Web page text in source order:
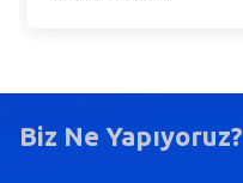
Biz Ne Yapıyoruz?